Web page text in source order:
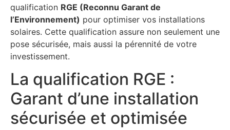
qualification RGE (Reconnu Garant de
l’Environnement) pour optimiser vos installations
solaires. Cette qualification assure non seulement une
pose sécurisée, mais aussi la pérennité de votre
investissement.
La qualification RGE :
Garant d’une installation
sécurisée et optimisée